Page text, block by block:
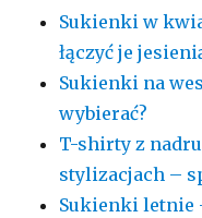
Sukienki w
łączyć je
Sukienki na
wybierać?
T-shirty z
stylizacjach –
Sukienki letnie